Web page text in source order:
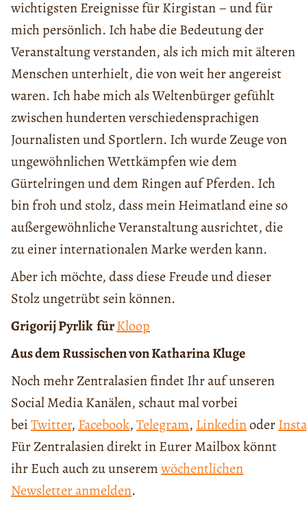
wichtigsten Ereignisse für Kirgistan – und für
mich persönlich. Ich habe die Bedeutung der
Veranstaltung verstanden, als ich mich mit älteren
Menschen unterhielt, die von weit her angereist
waren. Ich habe mich als Weltenbürger gefühlt
zwischen hunderten verschiedensprachigen
Journalisten und Sportlern. Ich wurde Zeuge von
ungewöhnlichen Wettkämpfen wie dem
Gürtelringen und dem Ringen auf Pferden. Ich
bin froh und stolz, dass mein Heimatland eine so
außergewöhnliche Veranstaltung ausrichtet, die
zu einer internationalen Marke werden kann.
Aber ich möchte, dass diese Freude und dieser
Stolz ungetrübt sein können.
Grigorij PyrlikfürKloop
Aus dem Russischen von Katharina Kluge
Noch mehr Zentralasien findet Ihr auf unseren
Social Media Kanälen, schaut mal vorbei
beiTwitter, Facebook,Telegram, Linkedinoder
Für Zentralasien direkt in Eurer Mailbox könnt
ihr Euch auch zu unseremwöchentlichen
Newsletter anmelden.